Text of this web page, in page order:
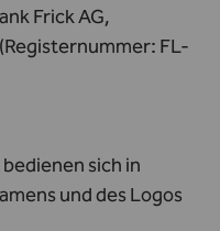
Frick AG,
FL-
sich in
und des Logos